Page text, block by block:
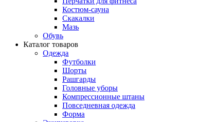
Костюм-сауна
Скакалки
Мазь
Обувь
Каталог товаров
Одежда
Футболки
Шорты
Рашгарды
Головные уборы
Компрессионные штаны
Повседневная одежда
Форма